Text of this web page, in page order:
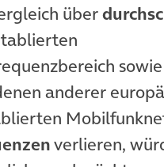
über
anderer
verlieren,